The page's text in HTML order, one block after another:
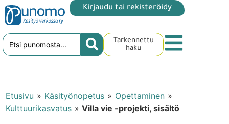
Kirjaudu tai rekisteröidy
Tarkennettu
haku
Etusivu » Käsityönopetus » Opettaminen »
Kulttuurikasvatus » Villa vie -projekti, sisältö